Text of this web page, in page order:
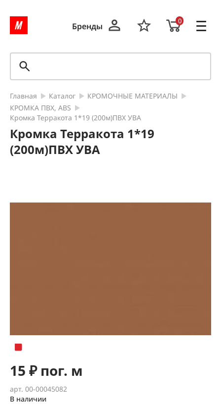
Бренды
0
Главная Каталог
КРОМОЧНЫЕ МАТЕРИАЛЫ
КРОМКА ПВХ, ABS
Кромка Терракота 1*19 (200м)ПВХ УВА
Кромка Терракота 1*19
(200м)ПВХ УВА
арт. 00-00045082
В наличии
15 ₽ пог. м